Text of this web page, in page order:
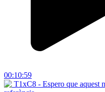
00:10:59